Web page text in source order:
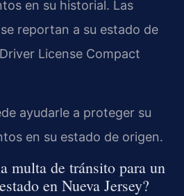
en su historial. Las
reportan a su estado de
License Compact
ayudarle a proteger su
en su estado de origen.
multa de tránsito para un
en Nueva Jersey?